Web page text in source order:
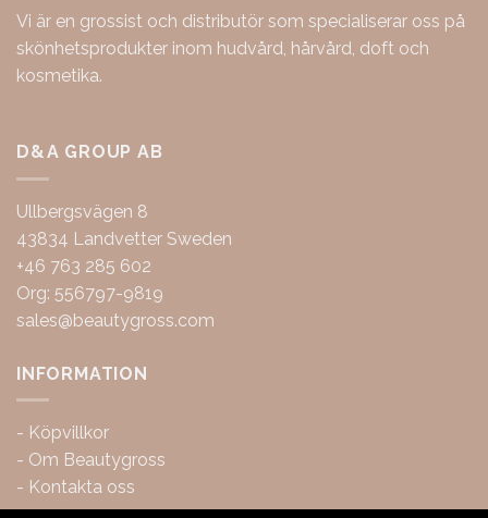
Vi är en grossist och distributör som specialiserar oss på
skönhetsprodukter inom hudvård, hårvård, doft och
kosmetika.
D&A GROUP AB
Ullbergsvägen 8
43834 Landvetter Sweden
+46 763 285 602
Org: 556797-9819
sales@beautygross.com
INFORMATION
- Köpvillkor
- Om Beautygross
- Kontakta oss